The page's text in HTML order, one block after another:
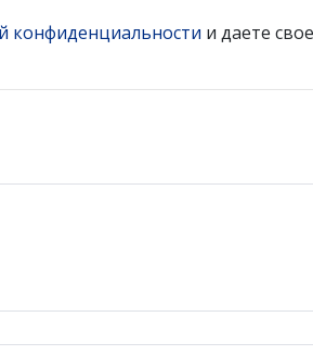
конфиденциальности и даете свое